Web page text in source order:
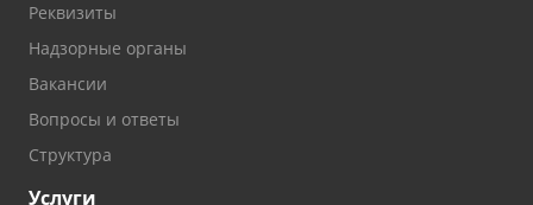
Реквизиты
Надзорные органы
Вакансии
Вопросы и ответы
Структура
Услуги